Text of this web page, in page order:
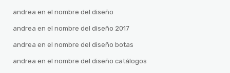
andrea en el nombre del diseño
andrea en el nombre del diseño 2017
andrea en el nombre del diseño botas
andrea en el nombre del diseño catálogos